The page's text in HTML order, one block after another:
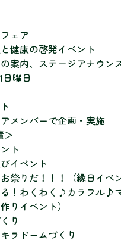
ェア
健康の啓発イベント
案内、ステージアナウン
曜日
メンバーで企画・実施
＞
ト
イベント
祭りだ！！！（縁日イベ
！わくわく♪カラフル♪
りイベント）
り
ラドームづくり